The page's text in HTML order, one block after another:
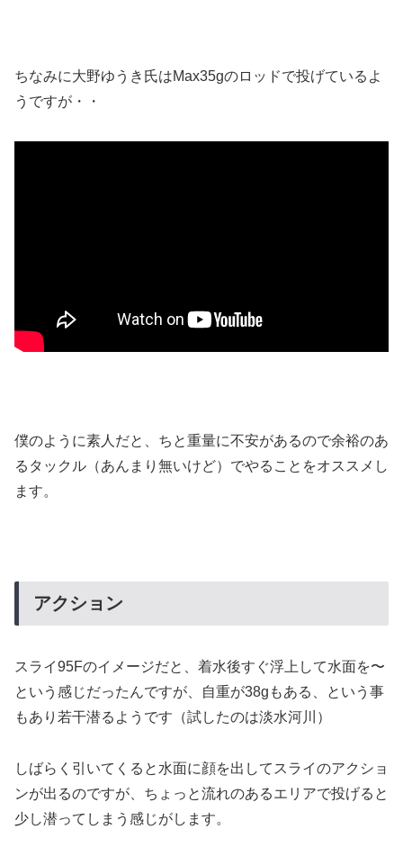
ちなみに大野ゆうき氏はMax35gのロッドで投げているよ
うですが・・
僕のように素人だと、ちと重量に不安があるので余裕のあ
るタックル（あんまり無いけど）でやることをオススメし
ます。
アクション
スライ95Fのイメージだと、着水後すぐ浮上して水面を〜
という感じだったんですが、自重が38gもある、という事
もあり若干潜るようです（試したのは淡水河川）
しばらく引いてくると水面に顔を出してスライのアクショ
ンが出るのですが、ちょっと流れのあるエリアで投げると
少し潜ってしまう感じがします。